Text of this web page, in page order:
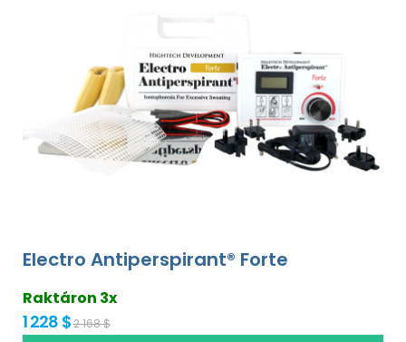
Electro Antiperspirant® Forte
Raktáron 3x
1 228 $2 168 $